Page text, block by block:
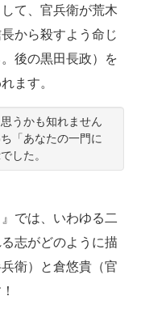
て、官兵衛が荒木
から殺すよう命じ
後の黒田長政）を
ます。
うかも知れません
「あなたの一門に
した。
では、いわゆる二
志がどのように描
衛）と倉悠貴（官